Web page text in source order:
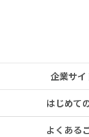
企業サイ
はじめて
よくある